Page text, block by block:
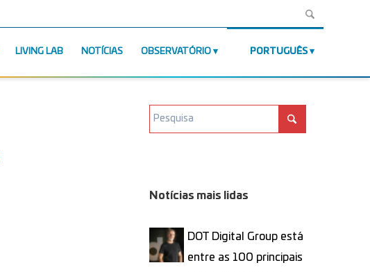
LIVING LAB NOTÍCIAS OBSERVATÓRIO PORTUGUÊS
Notícias mais lidas
DOT Digital Group está
entre as 100 principais